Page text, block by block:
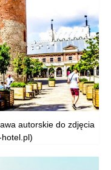
autorskie do zdjęcia